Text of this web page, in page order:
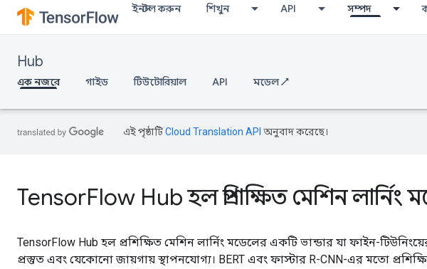
ইনস্টল করুন শিখুন API সম্পদ
Hub
এক নজরে গাইড টিউটোরিয়াল API মডেল ↗
এই পৃষ্ঠাটিCloud Translation API অনুবাদ করেছে।
TensorFlow Hub হল প্রশিক্ষিত মেশিন লার্নিং
TensorFlow Hub হল প্রশিক্ষিত মেশিন লার্নিং মডেলের একটি ভান্ডার যা ফাইন-
প্রস্তুত এবং যেকোনো জায়গায় স্থাপনযোগ্য। BERT এবং ফাস্টার R-CNN-এর মতো